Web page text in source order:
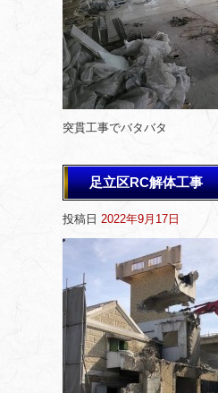
突貫工事でバタバタ
足立区RC解体工事
投稿日 2022年9月17日